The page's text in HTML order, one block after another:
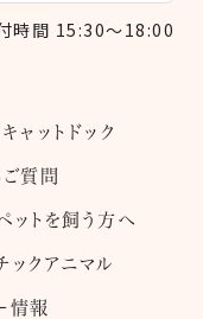
時間 15:30～18:00
キャットドック
ご質問
ットを飼う方へ
ックアニマル
情報